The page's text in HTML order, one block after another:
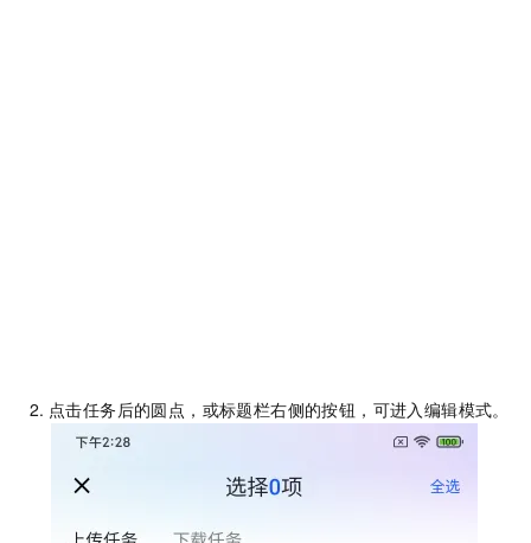
点击任务后的圆点，或标题栏右侧的按钮，可进入编辑模式。